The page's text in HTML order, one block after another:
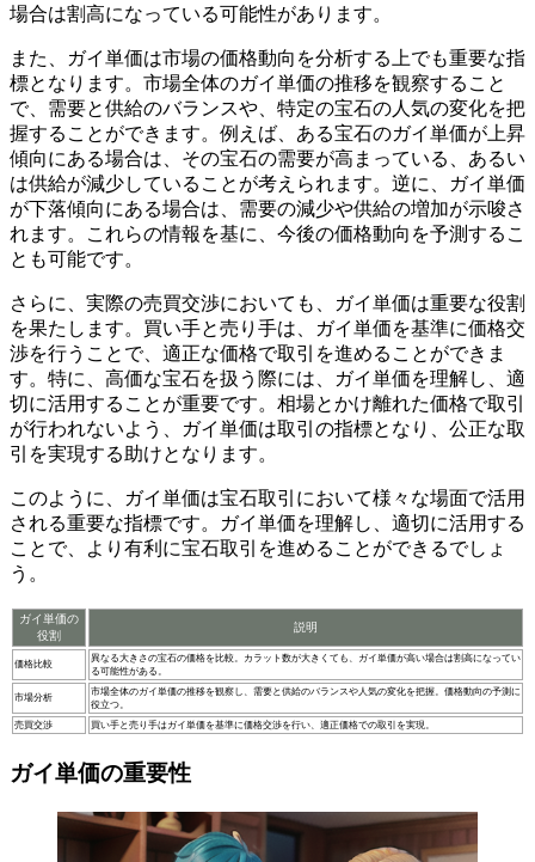
場合は割高になっている可能性があります。
また、ガイ単価は市場の価格動向を分析する上でも重要な指
標となります。 市場全体のガイ単価の推移を観察すること
で、需要と供給のバランスや、特定の宝石の人気の変化を把
握することができます。例えば、ある宝石のガイ単価が上昇
傾向にある場合は、その宝石の需要が高まっている、あるい
は供給が減少していることが考えられます。逆に、ガイ単価
が下落傾向にある場合は、需要の減少や供給の増加が示唆さ
れます。これらの情報を基に、今後の価格動向を予測するこ
とも可能です。
さらに、実際の売買交渉においても、ガイ単価は重要な役割
を果たします。 買い手と売り手は、ガイ単価を基準に価格交
渉を行うことで、適正な価格で取引を進めることができま
す。特に、高価な宝石を扱う際には、ガイ単価を理解し、適
切に活用することが重要です。相場とかけ離れた価格で取引
が行われないよう、ガイ単価は取引の指標となり、公正な取
引を実現する助けとなります。
このように、ガイ単価は宝石取引において様々な場面で活用
される重要な指標です。ガイ単価を理解し、適切に活用する
ことで、より有利に宝石取引を進めることができるでしょ
う。
ガイ単価の
役割
説明
価格比較
異なる大きさの宝石の価格を比較。カラット数が大きくても、ガイ単価が高い場合は割高になってい
る可能性がある。
市場分析
市場全体のガイ単価の推移を観察し、需要と供給のバランスや人気の変化を把握。価格動向の予測に
役立つ。
売買交渉
買い手と売り手はガイ単価を基準に価格交渉を行い、適正価格での取引を実現。
ガイ単価の重要性